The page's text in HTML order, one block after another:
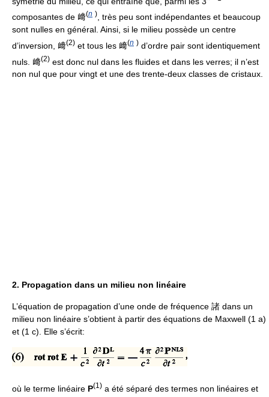
composantes de 﨑(n )
, très peu sont indépendantes et beaucoup
sont nulles en général. Ainsi, si le milieu possède un centre
d’inversion, 﨑(2) et tous les 﨑(n ) d’ordre pair sont identiquement
nuls. 﨑(2) est donc nul dans les fluides et dans les verres; il n’est
non nul que pour vingt et une des trente-deux classes de cristaux.
2. Propagation dans un milieu non linéaire
L’équation de propagation d’une onde de fréquence 諸 dans un
milieu non linéaire s’obtient à partir des équations de Maxwell (1 a)
et (1 c). Elle s’écrit:
où le terme linéaire P(1) a été séparé des termes non linéaires et